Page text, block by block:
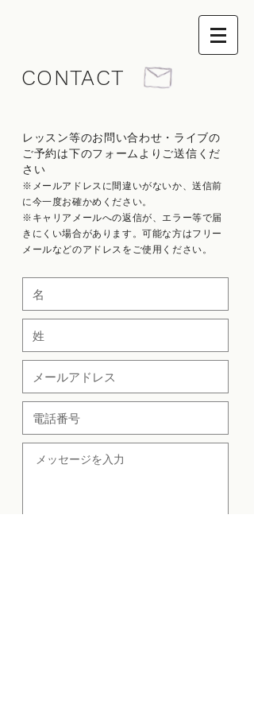
​CONTACT
レッスン等のお問い合わせ・ライブの
ご予約は下のフォームよりご送信くだ
さい
※メールアドレスに間違いがないか、送信前
に今一度お確かめください。
​※キャリアメールへの返信が、エラー等で届
きにくい場合があります。可能な方はフリー
メールなどのアドレスをご使用ください。